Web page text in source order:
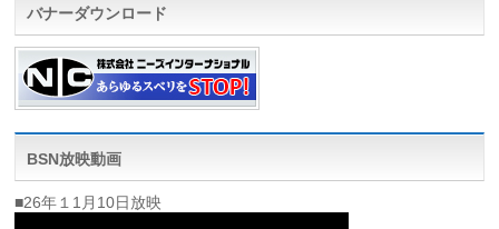
バナーダウンロード
BSN放映動画
■26年１1月10日放映